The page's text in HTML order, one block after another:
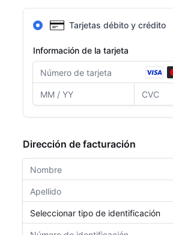
Tarjetas débito y crédito
Información de la tarjeta
Dirección de facturación